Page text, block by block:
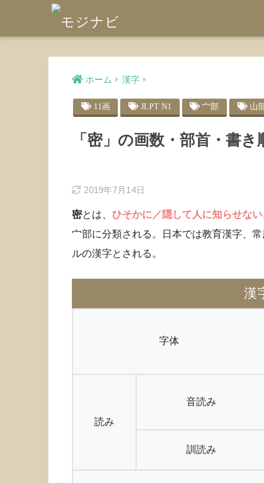
ホーム 漢字
11画 JLPT N1 宀部 山
「密」の画数・部首・書
2019年7月14日
密とは、 ひそかに／隠して人に知らせない
宀部に分類される。日本では教育漢字、
ルの漢字とされる。
漢
字体
読み
音読み
訓読み